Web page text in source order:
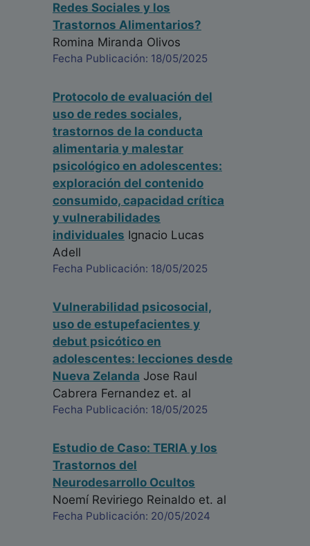
Redes Sociales y los
Trastornos Alimentarios?
Romina Miranda Olivos
Fecha Publicación: 18/05/2025
Protocolo de evaluación del
uso de redes sociales,
trastornos de la conducta
alimentaria y malestar
psicológico en adolescentes:
exploración del contenido
consumido, capacidad crítica
y vulnerabilidades
individuales Ignacio Lucas
Adell
Fecha Publicación: 18/05/2025
Vulnerabilidad psicosocial,
uso de estupefacientes y
debut psicótico en
adolescentes: lecciones desde
Nueva Zelanda Jose Raul
Cabrera Fernandez et. al
Fecha Publicación: 18/05/2025
Estudio de Caso: TERIA y los
Trastornos del
Neurodesarrollo Ocultos
Noemí Reviriego Reinaldo et. al
Fecha Publicación: 20/05/2024